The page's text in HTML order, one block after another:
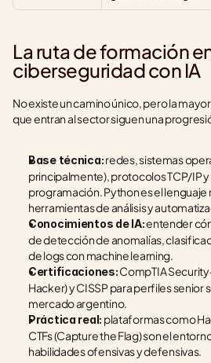
La ruta de formación
ciberseguridad con IA
No existe un camino único, pero la
que entran al sector siguen una
Base técnica: redes, sistemas
principalmente), protocolos TCP/IP
programación. Python es el lenguaje
herramientas de análisis y
Conocimientos de IA: entender
de detección de anomalías,
de logs con machine learning.
Certificaciones: CompTIA
Hacker) y CISSP para perfiles senior
mercado argentino.
Práctica real: plataformas como
CTFs (Capture the Flag) son el
habilidades ofensivas y defensivas.